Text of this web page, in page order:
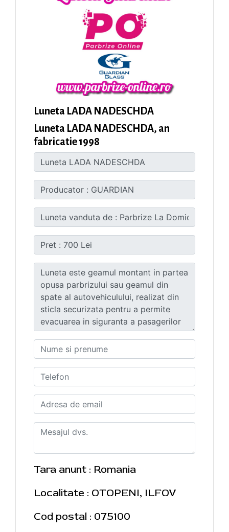
Luneta LADA NADESCHDA
Luneta LADA NADESCHDA, an
fabricatie 1998
Tara anunt : Romania
Localitate : OTOPENI, ILFOV
Cod postal : 075100